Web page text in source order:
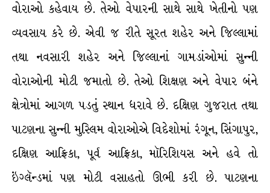
વોરાઓ કહેવાય છે. તેઓ વેપારની સાથે સાથે ખેતીનો પણ
વ્યવસાય કરે છે. એવી જ રીતે સૂરત શહેર અને જિલ્લામાં
તથા નવસારી શહેર અને જિલ્લાનાં ગામડાંઓમાં સુન્ની
વોરાઓની મોટી જમાતો છે. તેઓ શિક્ષણ અને વેપાર બંને
ક્ષેત્રોમાં આગળ પડતું સ્થાન ધરાવે છે. દક્ષિણ ગુજરાત તથા
પાટણના સુન્ની મુસ્લિમ વોરાઓએ વિદેશોમાં રંગૂન, સિંગાપુર,
દક્ષિણ આફ્રિકા, પૂર્વ આફ્રિકા, મૉરિશિયસ અને હવે તો
ઇંગ્લૅન્ડમાં પણ મોટી વસાહતો ઊભી કરી છે. પાટણના